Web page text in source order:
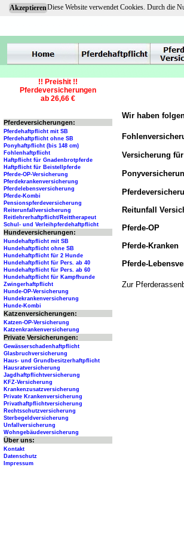
AkzeptierenDiese Website verwendet Cookies. Durch die
Wir haben
Versicherung
Reitunfall
Pferde-OP
Pferde-Kranken
Pferde-
Zur
!! Preishit !!
Pferdeversicherungen
ab 26,66 €
Pferdeversicherungen:
Pferdehaftpflicht mit SB
Pferdehaftpflicht ohne SB
Ponyhaftpflicht (bis 148 cm)
Fohlenhaftpflicht
Haftpflicht für Gnadenbrotpferde
Haftpflicht für Beistellpferde
Pferde-OP-Versicherung
Pferdekrankenversicherung
Pferdelebensversicherung
Pferde-Kombi
Pensionspferdeversicherung
Reiterunfallversicherung
Reitlehrerhaftpflicht/Reittherapeut
Schul- und Verleihpferdehaftpflicht
Hundeversicherungen:
Hundehaftpflicht mit SB
Hundehaftpflicht ohne SB
Hundehaftpflicht für 2 Hunde
Hundehaftpflicht für Pers. ab 40
Hundehaftpflicht für Pers. ab 60
Hundehaftpflicht für Kampfhunde
Zwingerhaftpflicht
Hunde-OP-Versicherung
Hundekrankenversicherung
Hunde-Kombi
Katzenversicherungen:
Katzen-OP-Versicherung
Katzenkrankenversicherung
Private Versicherungen:
Gewässerschadenhaftpflicht
Glasbruchversicherung
Haus- und Grundbesitzerhaftpflicht
Hausratversicherung
Jagdhaftpflichtversicherung
KFZ-Versicherung
Krankenzusatzversicherung
Private Krankenversicherung
Privathaftpflichtversicherung
Rechtsschutzversicherung
Sterbegeldversicherung
Unfallversicherung
Wohngebäudeversicherung
Über uns:
Kontakt
Datenschutz
Impressum